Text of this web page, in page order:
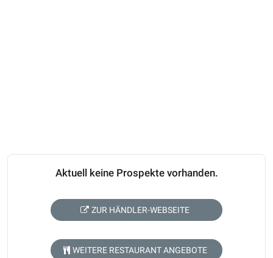
Aktuell keine Prospekte vorhanden.
ZUR HÄNDLER-WEBSEITE
WEITERE RESTAURANT ANGEBOTE